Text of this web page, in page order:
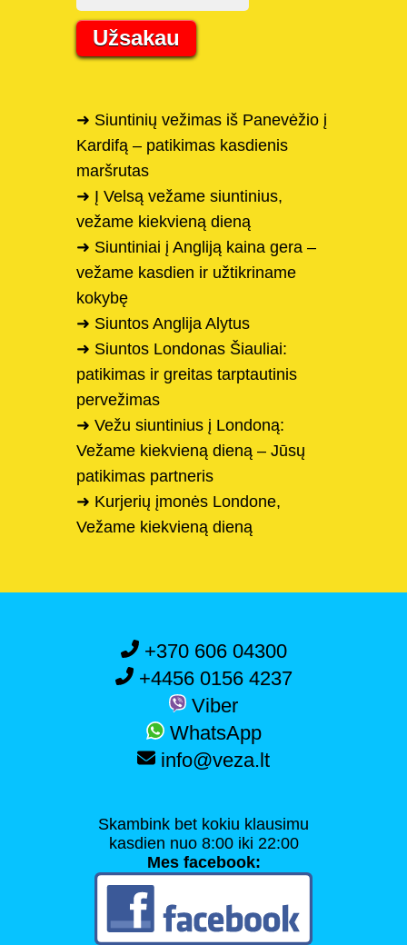
Užsakau
➜ Siuntinių vežimas iš Panevėžio į
Kardifą – patikimas kasdienis
maršrutas
➜ Į Velsą vežame siuntinius,
vežame kiekvieną dieną
➜ Siuntiniai į Angliją kaina gera –
vežame kasdien ir užtikriname
kokybę
➜ Siuntos Anglija Alytus
➜ Siuntos Londonas Šiauliai:
patikimas ir greitas tarptautinis
pervežimas
➜ Vežu siuntinius į Londoną:
Vežame kiekvieną dieną – Jūsų
patikimas partneris
➜ Kurjerių įmonės Londone,
Vežame kiekvieną dieną
+370 606 04300
+4456 0156 4237
Viber
WhatsApp
info@veza.lt
Skambink bet kokiu klausimu
kasdien nuo 8:00 iki 22:00
Mes facebook: